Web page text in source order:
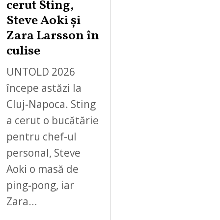
cerut Sting,
Steve Aoki și
Zara Larsson în
culise
UNTOLD 2026
începe astăzi la
Cluj-Napoca. Sting
a cerut o bucătărie
pentru chef-ul
personal, Steve
Aoki o masă de
ping-pong, iar
Zara…